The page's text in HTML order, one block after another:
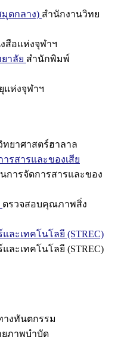
ดกลาง) สำนักงานวิทย
สือแห่งจุฬาฯ
าลัย สำนักพิมพ์
แห่งจุฬาฯ
ทยาศาสตร์ฮาลาล
รสารและของเสีย
การจัดการสารและของ
ตรวจสอบคุณภาพสิ่ง
ละเทคโนโลยี (STREC)
ละเทคโนโลยี (STREC)
างทันตกรรม
ภาพบำบัด